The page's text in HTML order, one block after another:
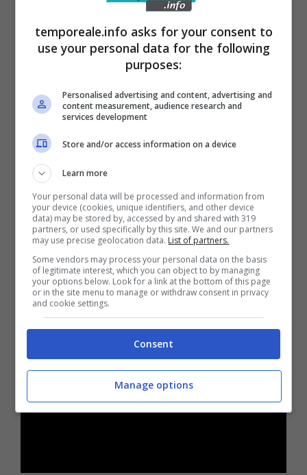
Amadeus e Giovanna Civitillo fanno pace dopo il litigio:
ANSA)
Tutto rientrato, comunque, a quanto pare, e
da derubricare come una semplice
discussione, anche accesa, di quelle che
possono capitare anche nelle migliori coppie.
La pace è stata suggellata con uno degli
ultimi post su Instagram
. Immagine che non
lascia dubbi, con Amadeus e Giovanna a
baciarsi teneramente davanti all’obiettivo.
temporeale.info asks for your consent to
use your personal data for the following
purposes:
Personalised advertising and content, advertising and
content measurement, audience research and
services development
Store and/or access information on a device
Learn more
Your personal data will be processed and information from
your device (cookies, unique identifiers, and other device
data) may be stored by, accessed by and shared with 319
partners, or used specifically by this site. We and our partners
may use precise geolocation data. List of partners.
Some vendors may process your personal data on the basis
of legitimate interest, which you can object to by managing
your options below. Look for a link at the bottom of this page
or in the site menu to manage or withdraw consent in privacy
and cookie settings.
Consent
Manage options